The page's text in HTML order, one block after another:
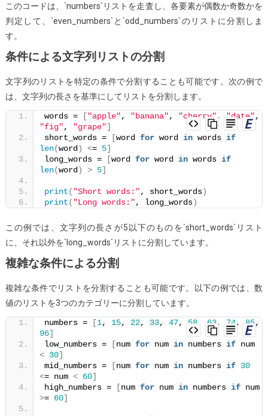
は？
このコードは、`numbers`リストを走査し、各要素が偶数か奇数かを
判定して、`even_numbers`と`odd_numbers`のリストに分割しま
す。
条件による文字列リストの分割
文字列のリストを特定の条件で分割することも可能です。次の例で
は、文字列の長さを基準にしてリストを分割します。
words = ["apple", "banana", "cherry", "date"
,
"fig", "grape"]
short_words =
[word for word in words if
len(word ) <= 5]
long_words =
[word for word in words if
len(word ) > 5]
print( "Short words:", short_words)
print( "Long words:", long_words)
この例では、文字列の長さが5以下のものを`short_words`リスト
に、それ以外を`long_words`リストに分割しています。
複雑な条件による分割
複雑な条件でリストを分割することも可能です。以下の例では、数
値のリストを3つのカテゴリーに分割しています。
numbers = [1, 15, 22, 33, 47, 58, 63, 74, 85
,
96]
low_numbers =
[num for num in numbers if
num
< 30]
mid_numbers =
[num for num in numbers if 30
<= num < 60]
high_numbers =
[num for num in numbers if
num
>= 60]